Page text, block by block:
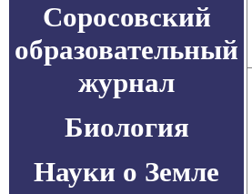
Соросовский
образовательный
журнал
Биология
Науки о Земле